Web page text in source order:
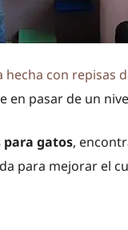
hecha con repisas
en pasar de un
gatos,
para mejorar el